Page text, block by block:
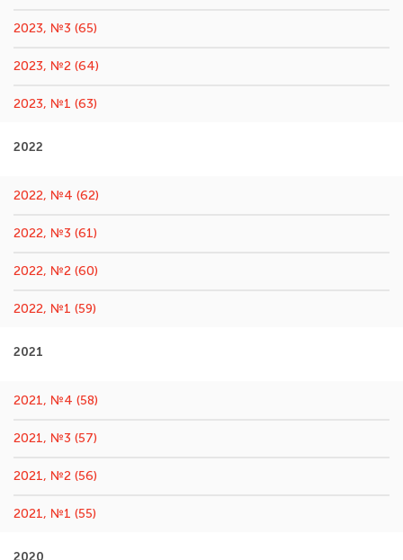
2023, №3 (65)
2023, №2 (64)
2023, №1 (63)
2022
2022, №4 (62)
2022, №3 (61)
2022, №2 (60)
2022, №1 (59)
2021
2021, №4 (58)
2021, №3 (57)
2021, №2 (56)
2021, №1 (55)
2020